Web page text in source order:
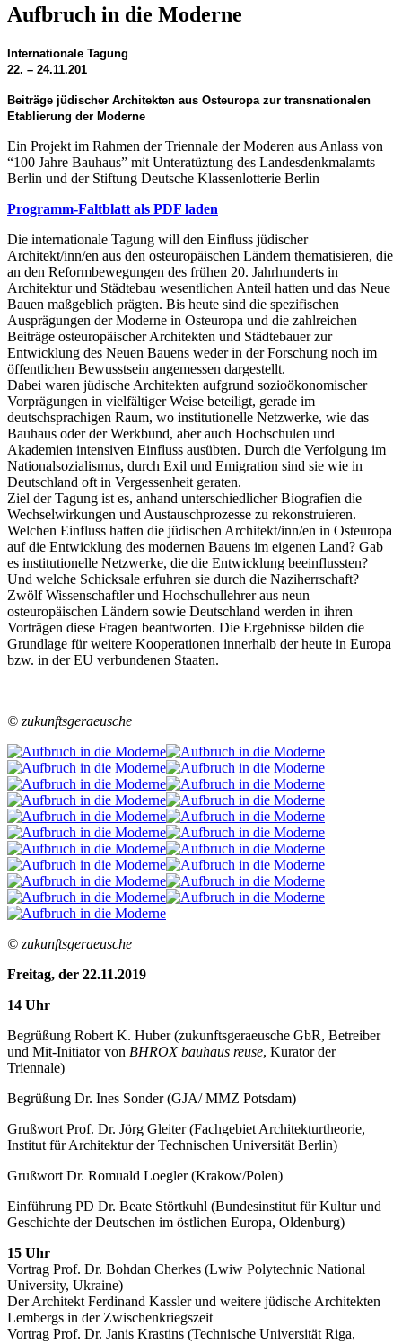
Aufbruch in die Moderne
Internationale Tagung
22. – 24.11.201
Beiträge jüdischer Architekten aus Osteuropa zur transnationalen
Etablierung der Moderne
Ein Projekt im Rahmen der Triennale der Moderen aus Anlass von
“100 Jahre Bauhaus” mit Unteratüztung des Landesdenkmalamts
Berlin und der Stiftung Deutsche Klassenlotterie Berlin
Programm-Faltblatt als PDF laden
Die internationale Tagung will den Einfluss jüdischer
Architekt/inn/en aus den osteuropäischen Ländern thematisieren, die
an den Reformbewegungen des frühen 20. Jahrhunderts in
Architektur und Städtebau wesentlichen Anteil hatten und das Neue
Bauen maßgeblich prägten. Bis heute sind die spezifischen
Ausprägungen der Moderne in Osteuropa und die zahlreichen
Beiträge osteuropäischer Architekten und Städtebauer zur
Entwicklung des Neuen Bauens weder in der Forschung noch im
öffentlichen Bewusstsein angemessen dargestellt.
Dabei waren jüdische Architekten aufgrund sozioökonomischer
Vorprägungen in vielfältiger Weise beteiligt, gerade im
deutschsprachigen Raum, wo institutionelle Netzwerke, wie das
Bauhaus oder der Werkbund, aber auch Hochschulen und
Akademien intensiven Einfluss ausübten. Durch die Verfolgung im
Nationalsozialismus, durch Exil und Emigration sind sie wie in
Deutschland oft in Vergessenheit geraten.
Ziel der Tagung ist es, anhand unterschiedlicher Biografien die
Wechselwirkungen und Austauschprozesse zu rekonstruieren.
Welchen Einfluss hatten die jüdischen Architekt/inn/en in Osteuropa
auf die Entwicklung des modernen Bauens im eigenen Land? Gab
es institutionelle Netzwerke, die die Entwicklung beeinflussten?
Und welche Schicksale erfuhren sie durch die Naziherrschaft?
Zwölf Wissenschaftler und Hochschullehrer aus neun
osteuropäischen Ländern sowie Deutschland werden in ihren
Vorträgen diese Fragen beantworten. Die Ergebnisse bilden die
Grundlage für weitere Kooperationen innerhalb der heute in Europa
bzw. in der EU verbundenen Staaten.
© zukunftsgeraeusche
© zukunftsgeraeusche
Freitag, der 22.11.2019
14 Uhr
Begrüßung Robert K. Huber (zukunftsgeraeusche GbR, Betreiber
und Mit-Initiator von BHROX bauhaus reuse, Kurator der
Triennale)
Begrüßung Dr. Ines Sonder (GJA/ MMZ Potsdam)
Grußwort Prof. Dr. Jörg Gleiter (Fachgebiet Architekturtheorie,
Institut für Architektur der Technischen Universität Berlin)
Grußwort Dr. Romuald Loegler (Krakow/Polen)
Einführung PD Dr. Beate Störtkuhl (Bundesinstitut für Kultur und
Geschichte der Deutschen im östlichen Europa, Oldenburg)
15 Uhr
Vortrag Prof. Dr. Bohdan Cherkes (Lwiw Polytechnic National
University, Ukraine)
Der Architekt Ferdinand Kassler und weitere jüdische Architekten
Lembergs in der Zwischenkriegszeit
Vortrag Prof. Dr. Janis Krastins (Technische Universität Riga,